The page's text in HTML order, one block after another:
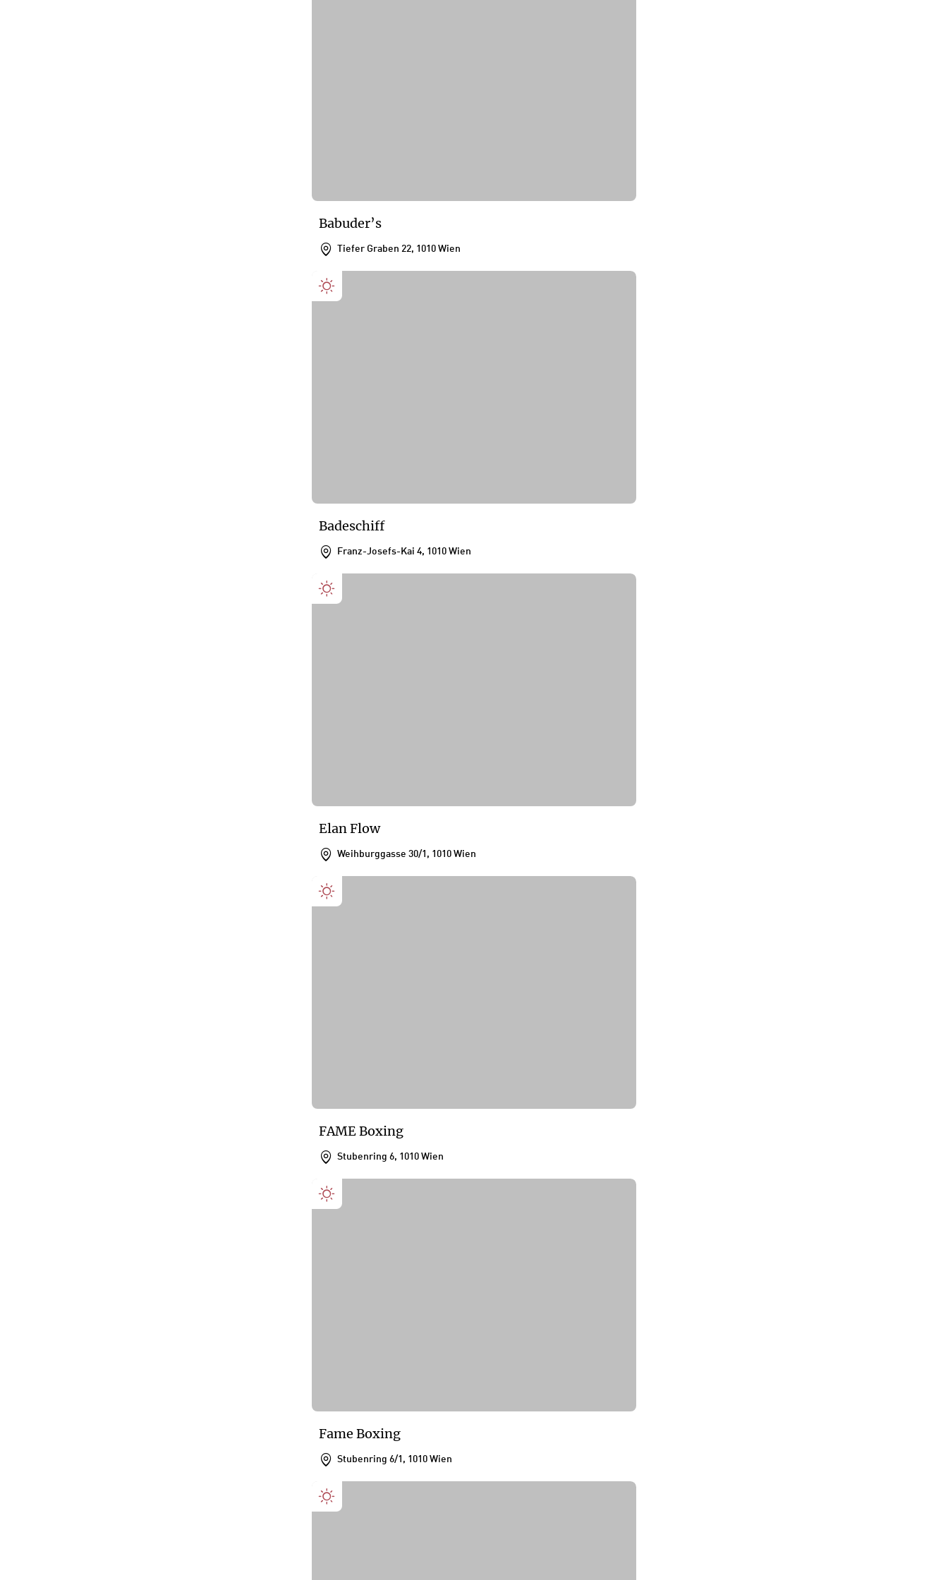
Babuder’s
Tiefer Graben 22, 1010 Wien
Badeschiff
Franz-Josefs-Kai 4, 1010 Wien
Elan Flow
Weihburggasse 30/1, 1010 Wien
FAME Boxing
Stubenring 6, 1010 Wien
Fame Boxing
Stubenring 6/1, 1010 Wien